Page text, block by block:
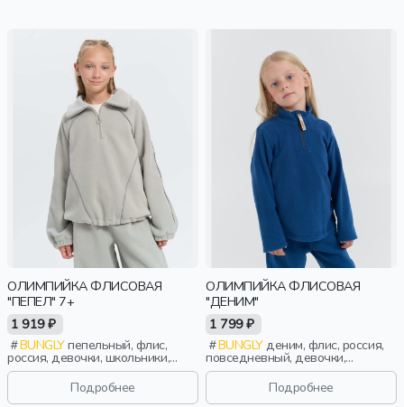
ОЛИМПИЙКА ФЛИСОВАЯ
"ПЕПЕЛ" 7+
1 919 ₽
BUNGLYпепельный, флис,
россия, девочки, школьники,
подростки, дети
Подробнее
ОЛИМПИЙКА ФЛИСОВАЯ
"ДЕНИМ"
1 799 ₽
BUNGLYденим, флис, россия,
повседневный, девочки,
малыши, дошкольники, дети
Подробнее